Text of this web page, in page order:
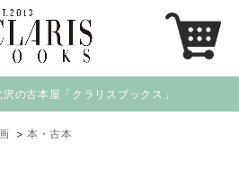
の古本屋「クラリスブックス」
>本・古本